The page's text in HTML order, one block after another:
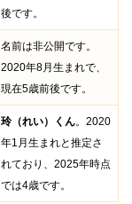
後です。
名前は非公開です。
2020年8月生まれで、
現在5歳前後です。
玲（れい）くん。2020
年1月生まれと推定さ
れており、2025年時点
では4歳です。